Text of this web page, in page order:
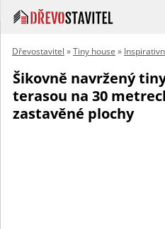
Dřevostavitel »Tiny house »
Šikovně navržený
terasou na 30
zastavěné plochy